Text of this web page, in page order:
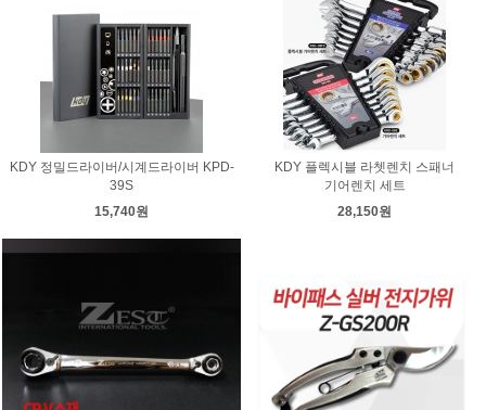
KDY 정밀드라이버/시계드라이버 KPD-
39S
15,740원
KDY 플렉시블 라쳇렌치 스패너
기어렌치 세트
28,150원